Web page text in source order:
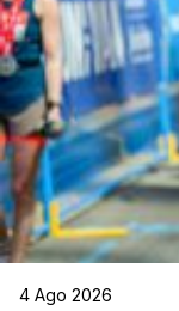
4 Ago 2026